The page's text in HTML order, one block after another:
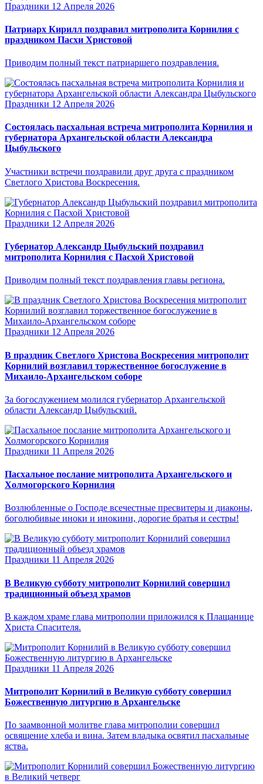
Праздники 12 Апреля 2026
Патриарх Кирилл поздравил митрополита Корнилия с
праздником Пасхи Христовой
Приводим полный текст патриаршего поздравления.
Праздники 12 Апреля 2026
Состоялась пасхальная встреча митрополита Корнилия и
губернатора Архангельской области Александра
Цыбульского
Участники встречи поздравили друг друга с праздником
Светлого Христова Воскресения.
Праздники 12 Апреля 2026
Губернатор Александр Цыбульский поздравил
митрополита Корнилия с Пасхой Христовой
Приводим полный текст поздравления главы региона.
Праздники 12 Апреля 2026
В праздник Светлого Христова Воскресения митрополит
Корнилий возглавил торжественное богослужение в
Михаило-Архангельском соборе
За богослужением молился губернатор Архангельской
области Александр Цыбульский.
Праздники 11 Апреля 2026
Пасхальное послание митрополита Архангельского и
Холмогорского Корнилия
Возлюбленные о Господе всечестные пресвитеры и диаконы,
боголюбивые иноки и инокини, дорогие братья и сестры!
Праздники 11 Апреля 2026
В Великую субботу митрополит Корнилий совершил
традиционный объезд храмов
В каждом храме глава митрополии приложился к Плащанице
Христа Спасителя.
Праздники 11 Апреля 2026
Митрополит Корнилий в Великую субботу совершил
Божественную литургию в Архангельске
По заамвонной молитве глава митрополии совершил
освящение хлеба и вина. Затем владыка освятил пасхальные
яства.